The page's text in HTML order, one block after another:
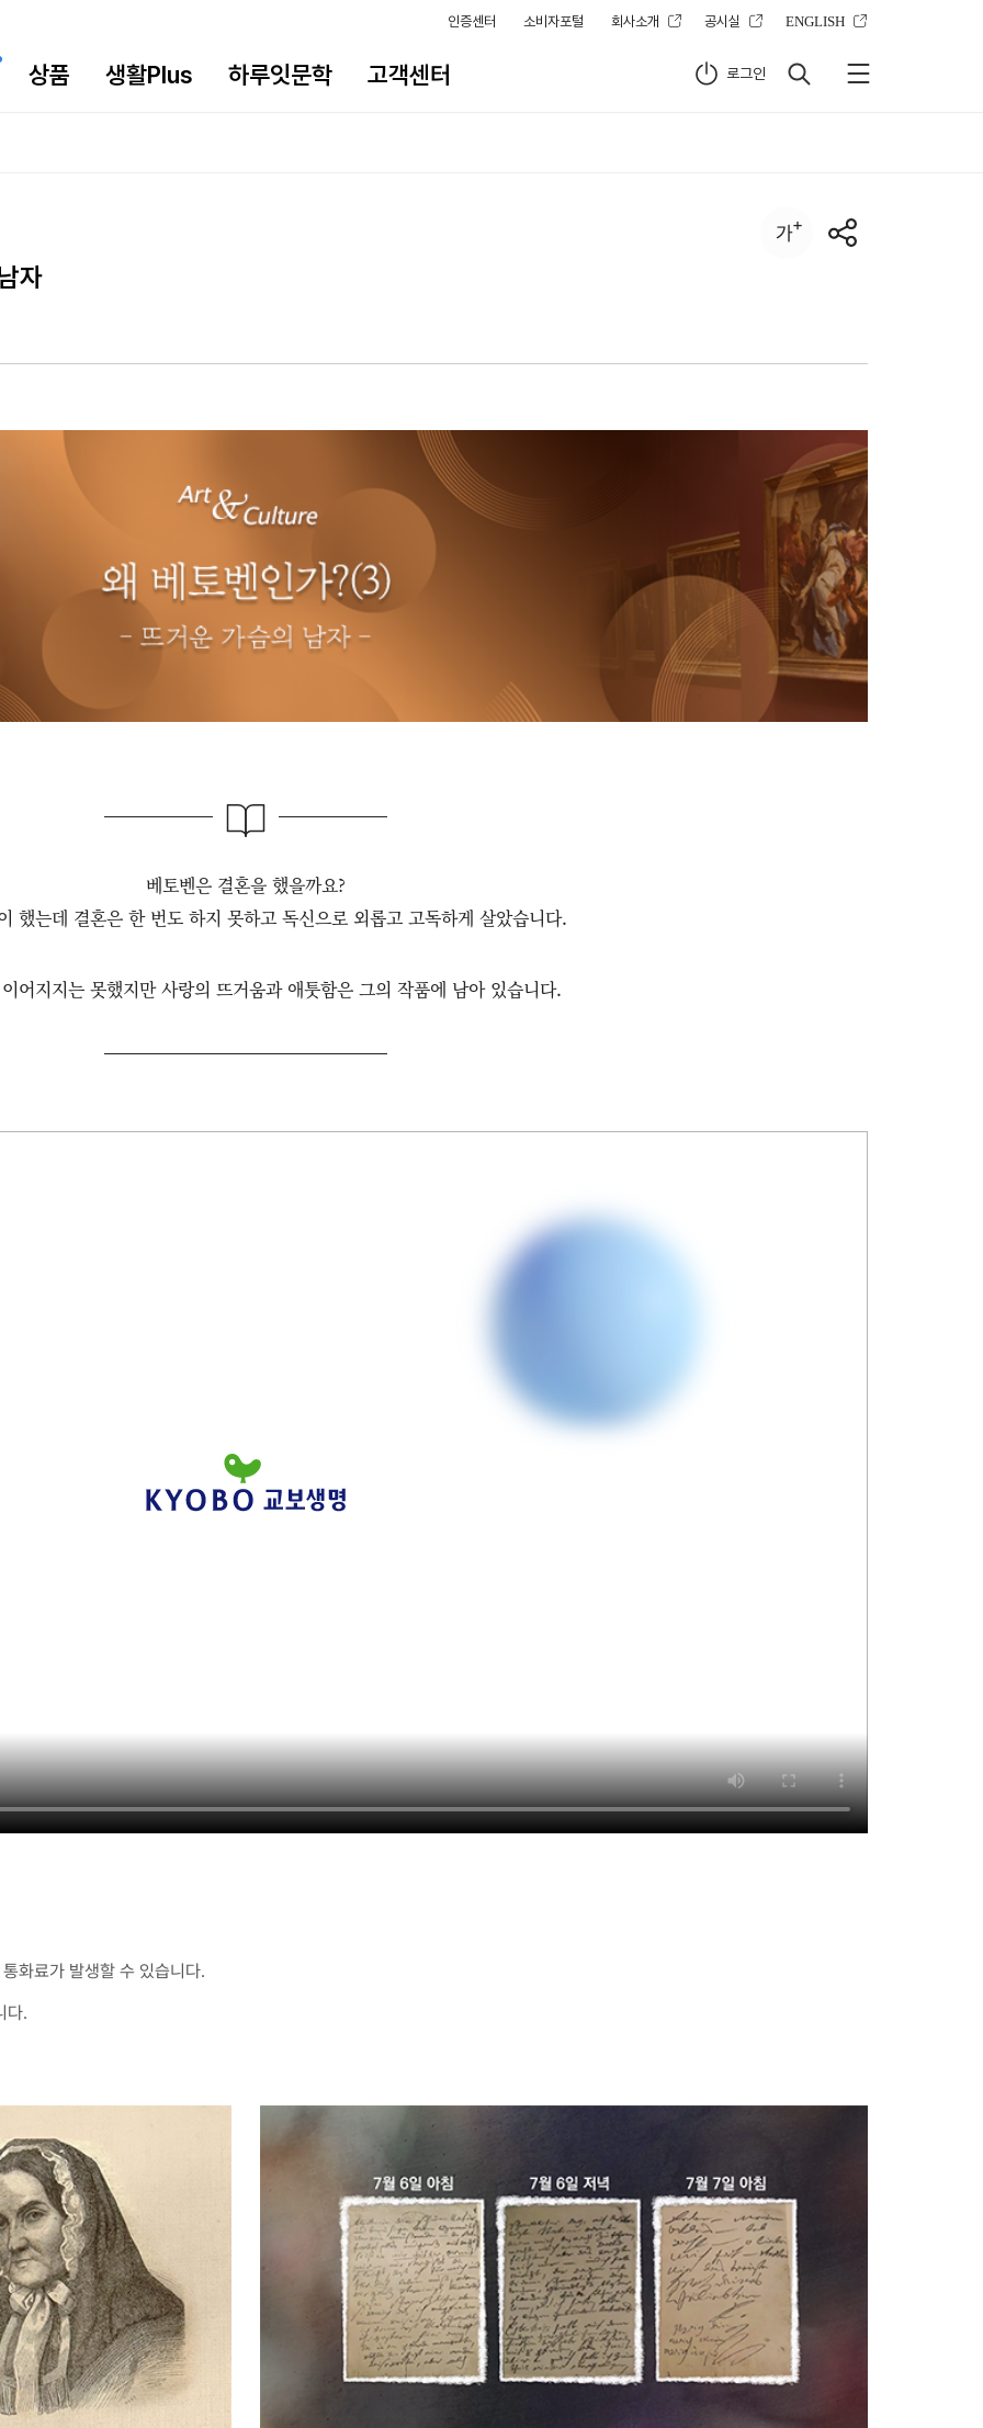
인증센터 소비자포털 회사소개 공시실 ENGLISH
상품 생활Plus 하루잇문학 고객센터 로그인
자
베토벤은 결혼을 했을까요?
했는데 결혼은 한 번도 하지 못하고 독신으로 외롭고 고독하게 살았습니다.
어지지는 못했지만 사랑의 뜨거움과 애툿함은 그의 작품에 남아 있습니다.
화료가 발생할 수 있습니다.
다.